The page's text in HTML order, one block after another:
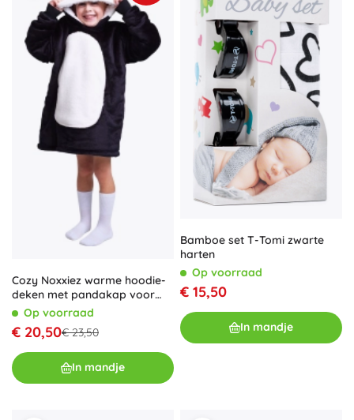
Cozy Noxxiez warme hoodie-
deken met pandakap voor
kinderen 3–6 jaar
Op voorraad
€ 20,50€ 23,50
In mandje
Bamboe set T-Tomi zwarte
harten
Op voorraad
€ 15,50
In mandje